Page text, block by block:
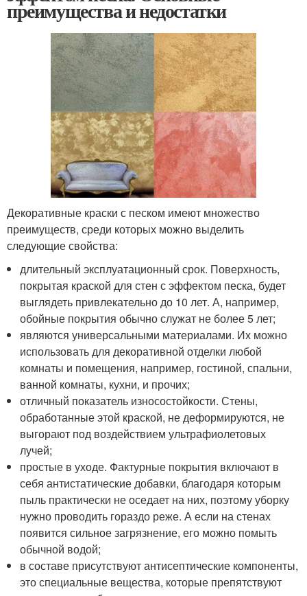
преимущества и недостатки
Декоративные краски с песком имеют множество
преимуществ, среди которых можно выделить
следующие свойства:
длительный эксплуатационный срок. Поверхность,
покрытая краской для стен с эффектом песка, будет
выглядеть привлекательно до 10 лет. А, например,
обойные покрытия обычно служат не более 5 лет;
являются универсальными материалами. Их можно
использовать для декоративной отделки любой
комнаты и помещения, например, гостиной, спальни,
ванной комнаты, кухни, и прочих;
отличный показатель износостойкости. Стены,
обработанные этой краской, не деформируются, не
выгорают под воздействием ультрафиолетовых
лучей;
простые в уходе. Фактурные покрытия включают в
себя антистатические добавки, благодаря которым
пыль практически не оседает на них, поэтому уборку
нужно проводить гораздо реже. А если на стенах
появится сильное загрязнение, его можно помыть
обычной водой;
в составе присутствуют антисептические компоненты,
это специальные вещества, которые препятствуют